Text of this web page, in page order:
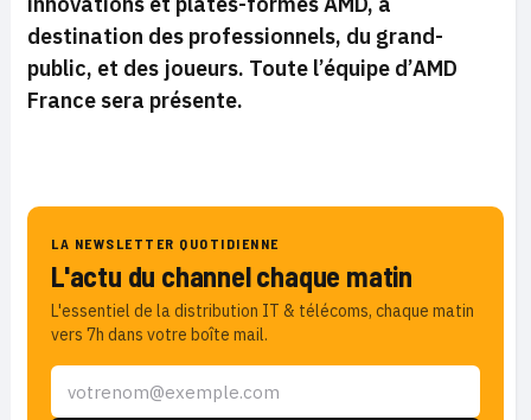
destination des professionnels, du grand-
public, et des joueurs. Toute l’équipe d’AMD
France sera présente.
LA NEWSLETTER QUOTIDIENNE
L'actu du channel chaque matin
L'essentiel de la distribution IT & télécoms, chaque matin
vers 7h dans votre boîte mail.